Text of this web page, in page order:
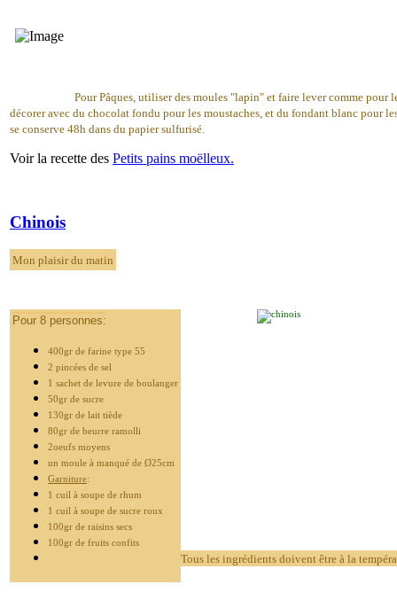
Pour Pâques, utiliser des moules "lapin" et faire lever comme pour
décorer avec du chocolat fondu pour les moustaches, et du fondant blanc pour
se conserve 48h dans du papier sulfurisé.
Voir la recette des Petits pains moëlleux.
Chinois
Mon plaisir du matin
Pour 8 personnes:
400gr de farine type 55
2 pincées de sel
1 sachet de levure de boulanger
50gr de sucre
130gr de lait tiède
80gr de beurre ramolli
2oeufs moyens
un moule à manqué de Ø25cm
Garniture:
1 cuil à soupe de rhum
1 cuil à soupe de sucre roux
100gr de raisins secs
100gr de fruits confits
Tous les ingrédients doivent être à la